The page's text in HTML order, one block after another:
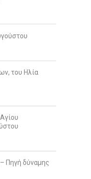
του Ηλία
Πηγή δύναμης